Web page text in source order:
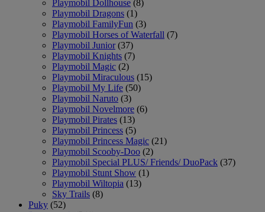
Playmobil Dollhouse (8)
Playmobil Dragons (1)
Playmobil FamilyFun (3)
Playmobil Horses of Waterfall (7)
Playmobil Junior (37)
Playmobil Knights (7)
Playmobil Magic (2)
Playmobil Miraculous (15)
Playmobil My Life (50)
Playmobil Naruto (3)
Playmobil Novelmore (6)
Playmobil Pirates (13)
Playmobil Princess (5)
Playmobil Princess Magic (21)
Playmobil Scooby-Doo (2)
Playmobil Special PLUS/ Friends/ DuoPack (37)
Playmobil Stunt Show (1)
Playmobil Wiltopia (13)
Sky Trails (8)
Puky (52)